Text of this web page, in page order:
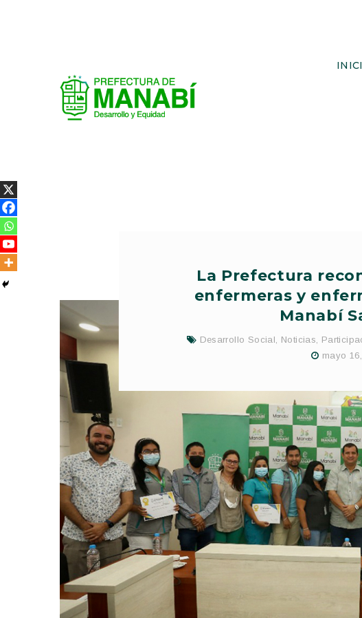
La Prefectura
enfermeras y
Manabí
Desarrollo Social, Noticias,
mayo